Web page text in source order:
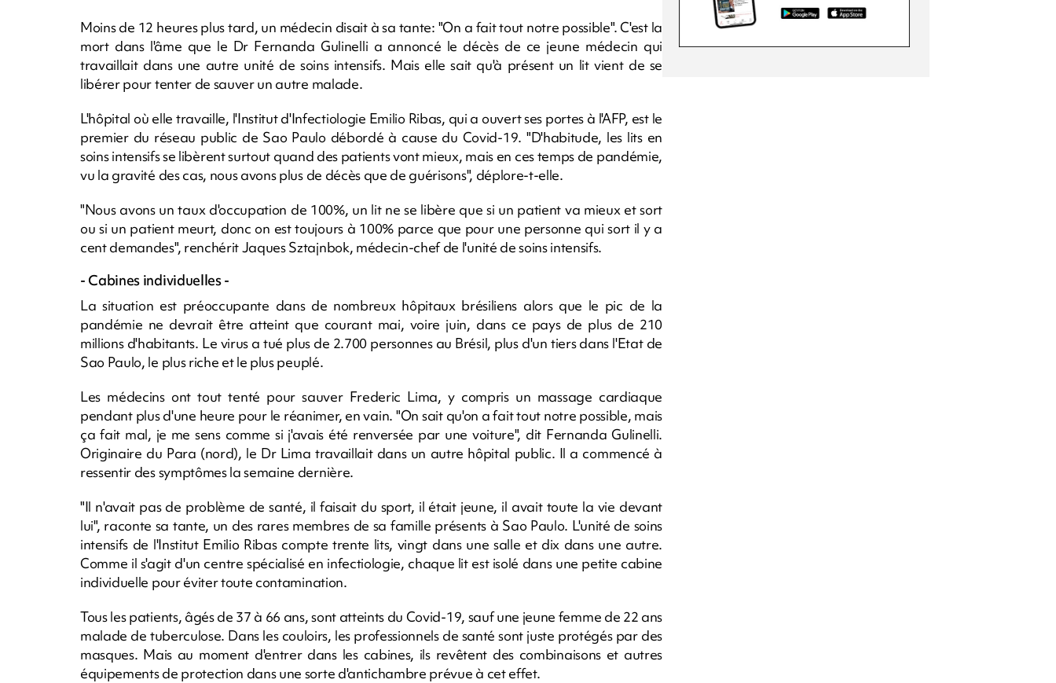
Moins de 12 heures plus tard, un médecin disait à sa tante: "On a fait tout notre possible". C'est la
mort dans l'âme que le Dr Fernanda Gulinelli a annoncé le décès de ce jeune médecin qui
travaillait dans une autre unité de soins intensifs. Mais elle sait qu'à présent un lit vient de se
libérer pour tenter de sauver un autre malade.
L'hôpital où elle travaille, l'Institut d'Infectiologie Emilio Ribas, qui a ouvert ses portes à l'AFP, est le
premier du réseau public de Sao Paulo débordé à cause du Covid-19. "D'habitude, les lits en
soins intensifs se libèrent surtout quand des patients vont mieux, mais en ces temps de pandémie,
vu la gravité des cas, nous avons plus de décès que de guérisons", déplore-t-elle.
"Nous avons un taux d'occupation de 100%, un lit ne se libère que si un patient va mieux et sort
ou si un patient meurt, donc on est toujours à 100% parce que pour une personne qui sort il y a
cent demandes", renchérit Jaques Sztajnbok, médecin-chef de l'unité de soins intensifs.
- Cabines individuelles -
La situation est préoccupante dans de nombreux hôpitaux brésiliens alors que le pic de la
pandémie ne devrait être atteint que courant mai, voire juin, dans ce pays de plus de 210
millions d'habitants. Le virus a tué plus de 2.700 personnes au Brésil, plus d'un tiers dans l'Etat de
Sao Paulo, le plus riche et le plus peuplé.
Les médecins ont tout tenté pour sauver Frederic Lima, y compris un massage cardiaque
pendant plus d'une heure pour le réanimer, en vain. "On sait qu'on a fait tout notre possible, mais
ça fait mal, je me sens comme si j'avais été renversée par une voiture", dit Fernanda Gulinelli.
Originaire du Para (nord), le Dr Lima travaillait dans un autre hôpital public. Il a commencé à
ressentir des symptômes la semaine dernière.
"Il n'avait pas de problème de santé, il faisait du sport, il était jeune, il avait toute la vie devant
lui", raconte sa tante, un des rares membres de sa famille présents à Sao Paulo. L'unité de soins
intensifs de l'Institut Emilio Ribas compte trente lits, vingt dans une salle et dix dans une autre.
Comme il s'agit d'un centre spécialisé en infectiologie, chaque lit est isolé dans une petite cabine
individuelle pour éviter toute contamination.
Tous les patients, âgés de 37 à 66 ans, sont atteints du Covid-19, sauf une jeune femme de 22 ans
malade de tuberculose. Dans les couloirs, les professionnels de santé sont juste protégés par des
masques. Mais au moment d'entrer dans les cabines, ils revêtent des combinaisons et autres
équipements de protection dans une sorte d'antichambre prévue à cet effet.